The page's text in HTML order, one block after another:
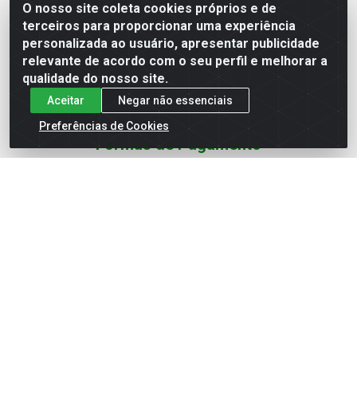
O nosso site coleta cookies próprios e de
terceiros para proporcionar uma experiência
personalizada ao usuário, apresentar publicidade
relevante de acordo com o seu perfil e melhorar a
qualidade do nosso site.
Aceitar
Negar não essenciais
Preferências de Cookies
Redes Sociais
Instagram
YouTube
Formas de Pagamento